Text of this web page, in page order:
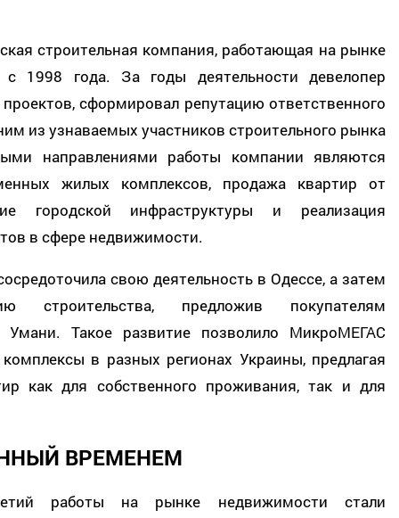
строительная компания, работающая на рынке
1998 года. За годы деятельности девелопер
сформировал репутацию ответственного
из узнаваемых участников строительного рынка
направлениями работы компании являются
жилых комплексов, продажа квартир от
городской инфраструктуры и реализация
в сфере недвижимости.
свою деятельность в Одессе, а затем
строительства, предложив покупателям
Такое развитие позволило МикроМЕГАС
в разных регионах Украины, предлагая
как для собственного проживания, так и для
ВРЕМЕНЕМ
работы на рынке недвижимости стали